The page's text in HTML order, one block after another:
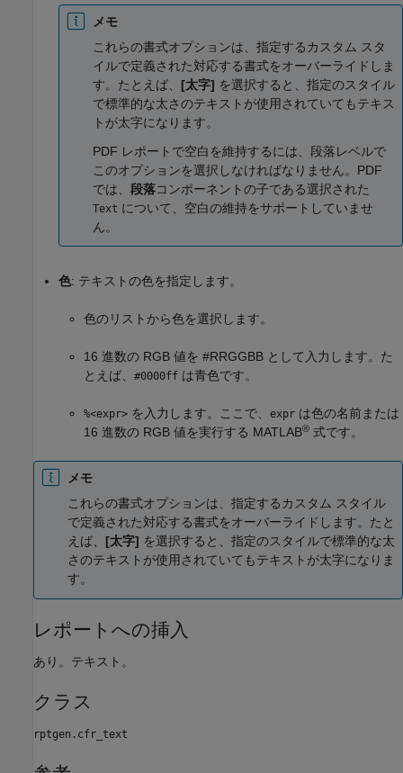
メモ
これらの書式オプションは、指定するカスタム スタ
イルで定義された対応する書式をオーバーライドしま
す。たとえば、 [太字] を選択すると、指定のスタイル
で標準的な太さのテキストが使用されていてもテキス
トが太字になります。
PDF レポートで空白を維持するには、段落レベルで
このオプションを選択しなければなりません。PDF
では、 段落コンポーネントの子である選択された
Text について、空白の維持をサポートしていませ
ん。
色: テキストの色を指定します。
色のリストから色を選択します。
16 進数の RGB 値を #RRGGBB として入力します。た
とえば、 #0000ff は青色です。
%<expr> を入力します。ここで、 expr は色の名前または
16 進数の RGB 値を実行する MATLAB® 式です。
メモ
これらの書式オプションは、指定するカスタム スタイル
で定義された対応する書式をオーバーライドします。たと
えば、 [太字] を選択すると、指定のスタイルで標準的な太
さのテキストが使用されていてもテキストが太字になりま
す。
レポートへの挿入
あり。テキスト。
クラス
rptgen.cfr_text